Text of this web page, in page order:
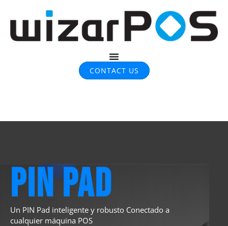
CONTACT US
PIN PAD
Un PIN Pad inteligente y robusto Conectado a
cualquier máquina POS